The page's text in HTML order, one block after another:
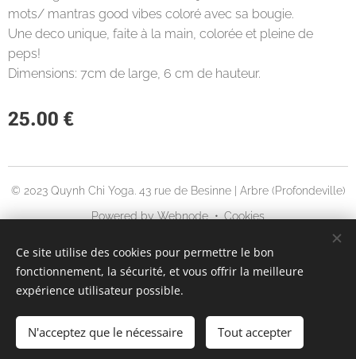
mots/ mantras good vibes coloré avec sa bougie.
Une deco unique, faite à la main, colorée et pleine de
peps!
Dimensions: 7cm de large, 6 cm de hauteur.
25.00 €
ADD TO CART
© 2023 Quynh Chi Yoga. 43 rue de Besinne | Arbre (Profondeville)
Powered by Webnode Cookies
Languages
English
Français
Ce site utilise des cookies pour permettre le bon
fonctionnement, la sécurité, et vous offrir la meilleure
expérience utilisateur possible.
N'acceptez que le nécessaire Tout accepter